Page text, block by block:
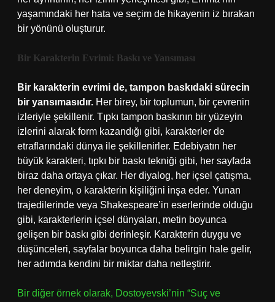
yaşamındaki her hata ve seçim de hikayenin iz bırakan
bir yönünü oluşturur.
Bir Karakterin Evrimi: Baskı ve Yansıması
Bir karakterin evrimi de, tampon baskıdaki sürecin
bir yansımasıdır. Her birey, bir toplumun, bir çevrenin
izleriyle şekillenir. Tıpkı tampon baskının bir yüzeyin
izlerini alarak form kazandığı gibi, karakterler de
etraflarındaki dünya ile şekillenirler. Edebiyatın her
büyük karakteri, tıpkı bir baskı tekniği gibi, her sayfada
biraz daha ortaya çıkar. Her diyalog, her içsel çatışma,
her deneyim, o karakterin kişiliğini inşa eder. Yunan
trajedilerinde veya Shakespeare’in eserlerinde olduğu
gibi, karakterlerin içsel dünyaları, metin boyunca
gelişen bir baskı gibi derinleşir. Karakterin duygu ve
düşünceleri, sayfalar boyunca daha belirgin hale gelir,
her adımda kendini bir miktar daha netleştirir.
Bir diğer örnek olarak, Dostoyevski’nin “Suç ve